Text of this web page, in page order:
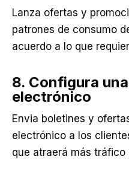
Lanza ofertas y
patrones de consumo
acuerdo a lo que
8. Configura
electrónico
Envia boletines y
electrónico a los
que atraerá más tráfico